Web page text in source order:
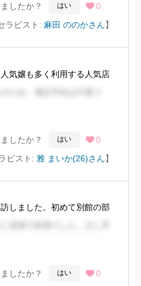
には会員登録
したか？ はい  0
ラピスト: 麻田 ののかさん】
気嬢も多く利用する人気店
間前のリマインドメール
には会員登録
したか？ はい  0
ピスト: 雅 まいか(26)さん】
しました。初めて別館の部
ーメン店で時間を調整しま
したか？ はい  0